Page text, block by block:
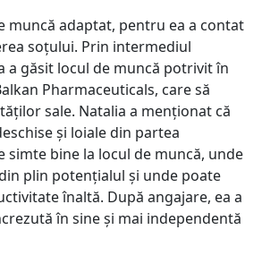
muncă adaptat, pentru ea a contat
soțului. Prin intermediul
a găsit locul de muncă potrivit în
Pharmaceuticals, care să
sale. Natalia a menționat că
și loiale din partea
simte bine la locul de muncă, unde
plin potențialul și unde poate
înaltă. După angajare, ea a
în sine și mai independentă